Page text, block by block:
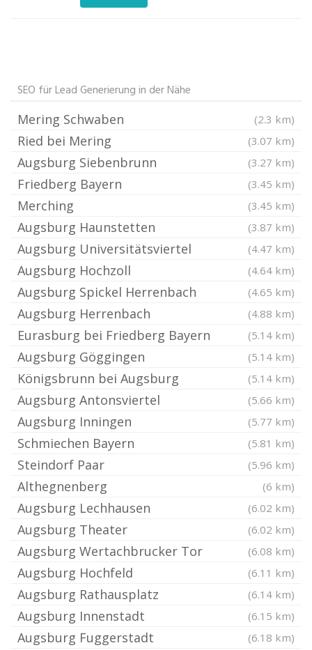
SEO für Lead Generierung in der Nähe
Mering Schwaben (2.3 km)
Ried bei Mering (3.07 km)
Augsburg Siebenbrunn (3.27 km)
Friedberg Bayern (3.45 km)
Merching (3.45 km)
Augsburg Haunstetten (3.87 km)
Augsburg Universitätsviertel (4.47 km)
Augsburg Hochzoll (4.64 km)
Augsburg Spickel Herrenbach (4.65 km)
Augsburg Herrenbach (4.88 km)
Eurasburg bei Friedberg Bayern (5.14 km)
Augsburg Göggingen (5.14 km)
Königsbrunn bei Augsburg (5.14 km)
Augsburg Antonsviertel (5.66 km)
Augsburg Inningen (5.77 km)
Schmiechen Bayern (5.81 km)
Steindorf Paar (5.96 km)
Althegnenberg (6 km)
Augsburg Lechhausen (6.02 km)
Augsburg Theater (6.02 km)
Augsburg Wertachbrucker Tor (6.08 km)
Augsburg Hochfeld (6.11 km)
Augsburg Rathausplatz (6.14 km)
Augsburg Innenstadt (6.15 km)
Augsburg Fuggerstadt (6.18 km)